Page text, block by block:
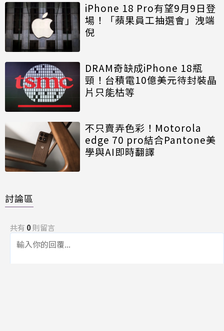
iPhone 18 Pro有望9月9日登
場！「蘋果員工抽選會」洩端
倪
DRAM奇缺成iPhone 18瓶
頸！台積電10億美元待封裝晶
片只能枯等
不只賣弄色彩！Motorola
edge 70 pro結合Pantone美
學與AI即時翻譯
討論區
共有 0則留言